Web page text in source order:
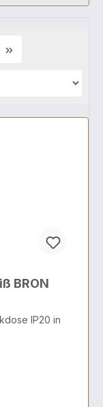
Aufputz Steckdose 2 fach weiß BRON
IP20 in